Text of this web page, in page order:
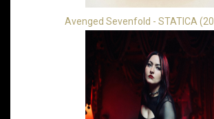
Avenged Sevenfold - STATICA